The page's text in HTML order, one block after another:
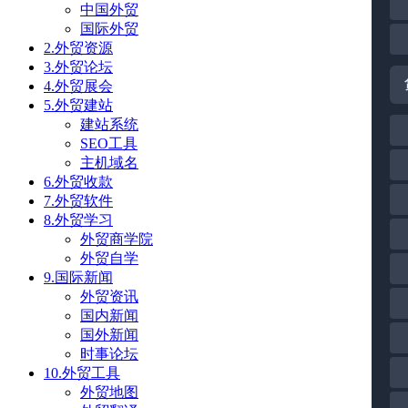
中国外贸
国际外贸
2.外贸资源
3.外贸论坛
4.外贸展会
5.外贸建站
建站系统
SEO工具
主机域名
6.外贸收款
7.外贸软件
8.外贸学习
外贸商学院
外贸自学
9.国际新闻
外贸资讯
国内新闻
国外新闻
时事论坛
10.外贸工具
外贸地图